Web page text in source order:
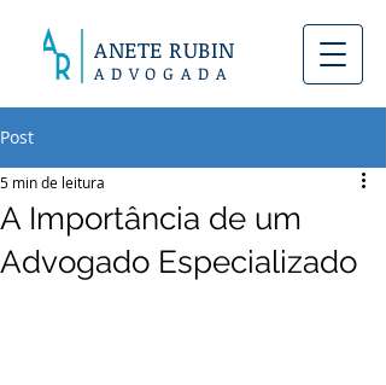
ANETE RUBIN
A D V O G A D A
Post
A Importância de um
Advogado Especializado
5 min de leitura